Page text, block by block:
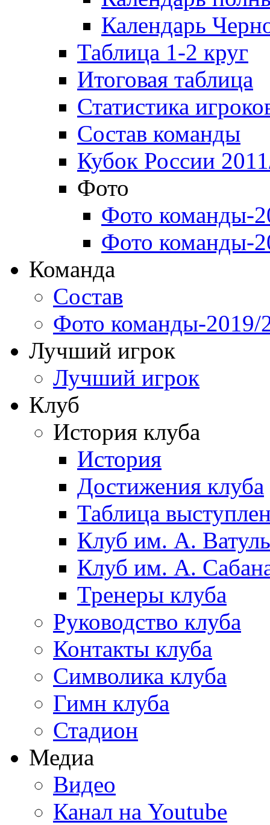
Календарь
Таблица 1-2 круг
Итоговая таблица
Статистика
Состав команды
Кубок России
Фото
Фото команды-
Фото команды-
Команда
Состав
Фото команды-2019/
Лучший игрок
Лучший игрок
Клуб
История клуба
История
Достижения клуба
Таблица
Клуб им. А.
Клуб им. А.
Тренеры клуба
Руководство клуба
Контакты клуба
Символика клуба
Гимн клуба
Стадион
Медиа
Видео
Канал на Youtube